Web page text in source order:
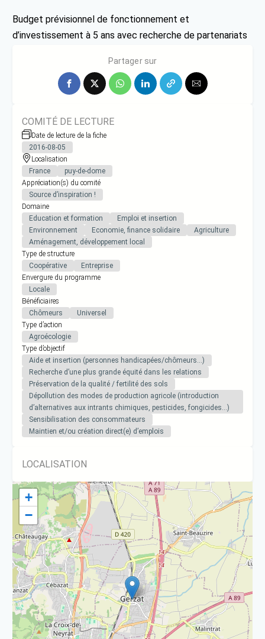
Budget prévisionnel de fonctionnement et
d’investissement à 5 ans avec recherche de partenariats
Partager sur
COMITÉ DE LECTURE
Date de lecture de la fiche
2016-08-05
Localisation
France
puy-de-dome
Appréciation(s) du comité
Source d’inspiration !
Domaine
Education et formation
Emploi et insertion
Environnement
Economie, finance solidaire
Agriculture
Aménagement, développement local
Type de structure
Coopérative
Entreprise
Envergure du programme
Locale
Bénéficiaires
Chômeurs
Universel
Type d’action
Agroécologie
Type d’objectif
Aide et insertion (personnes handicapées/chômeurs…)
Recherche d’une plus grande équité dans les relations
Préservation de la qualité / fertilité des sols
Dépollution des modes de production agricole (introduction
d’alternatives aux intrants chimiques, pesticides, fongicides…)
Sensibilisation des consommateurs
Maintien et/ou création direct(e) d’emplois
LOCALISATION
+
−